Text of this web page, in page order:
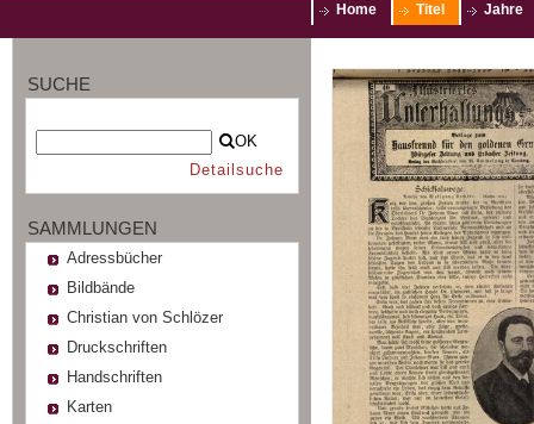
Home Titel Jahre
SUCHE
OK
Detailsuche
SAMMLUNGEN
Adressbücher
Bildbände
Christian von Schlözer
Druckschriften
Handschriften
Karten